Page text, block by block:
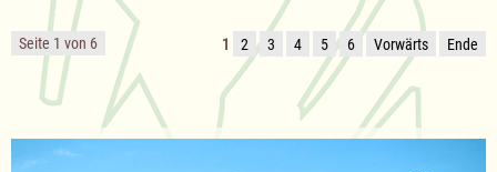
Seite 1 von 6 1 2 3 4 5 6 Vorwärts Ende